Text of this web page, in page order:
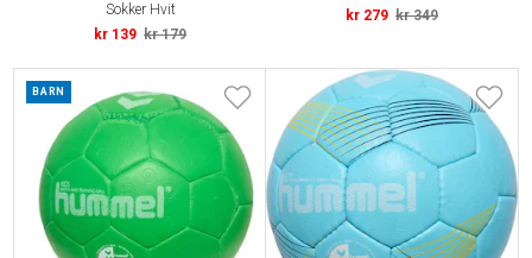
Sokker Hvit
kr 139 kr 179
kr 279 kr 349
BARN